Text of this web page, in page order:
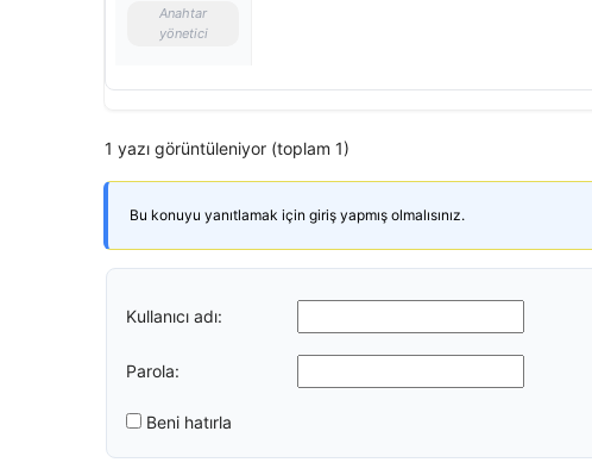
Anahtar
yönetici
1 yazı görüntüleniyor (toplam 1)
Bu konuyu yanıtlamak için giriş yapmış olmalısınız.
Kullanıcı adı:
Parola:
Beni hatırla